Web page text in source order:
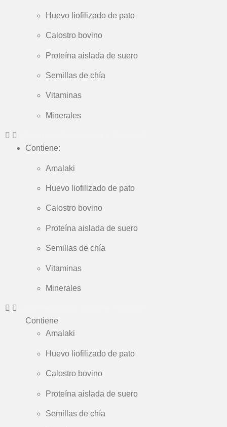
Huevo liofilizado de pato
Calostro bovino
Proteína aislada de suero
Semillas de chía
Vitaminas
Minerales
Contiene:
Amalaki
Huevo liofilizado de pato
Calostro bovino
Proteína aislada de suero
Semillas de chía
Vitaminas
Minerales
Contiene
Amalaki
Huevo liofilizado de pato
Calostro bovino
Proteína aislada de suero
Semillas de chía